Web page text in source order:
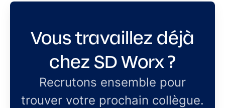
Vous travaillez déjà
chez SD Worx ?
Recrutons ensemble pour
trouver votre prochain collègue.